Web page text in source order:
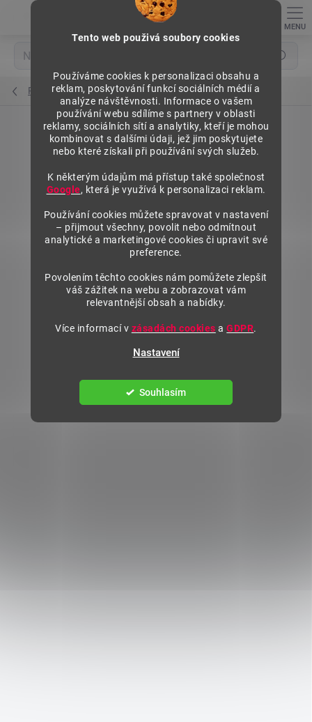
Tento web použivá soubory cookies
Používáme cookies k personalizaci obsahu a
reklam, poskytování funkcí sociálních médií a
analýze návštěvnosti. Informace o vašem
používání webu sdílíme s partnery v oblasti
reklamy, sociálních sítí a analytiky, kteří je mohou
kombinovat s dalšími údaji, jež jim poskytujete
nebo které získali při používání svých služeb.
K některým údajům má přístup také společnost
Google, která je využívá k personalizaci reklam.
Používání cookies můžete spravovat v nastavení
– přijmout všechny, povolit nebo odmítnout
analytické a marketingové cookies či upravit své
preference.
Povolením těchto cookies nám pomůžete zlepšit
váš zážitek na webu a zobrazovat vám
relevantnější obsah a nabídky.
Více informací v zásadách cookies aGDPR.
Nastavení
Souhlasím
Hledat
Pulty prodejní sektorové